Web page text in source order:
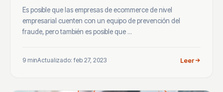
Es posible que las empresas de ecommerce de nivel
empresarial cuenten con un equipo de prevención del
fraude, pero también es posible que ...
9 minActualizado: feb 27, 2023 Leer